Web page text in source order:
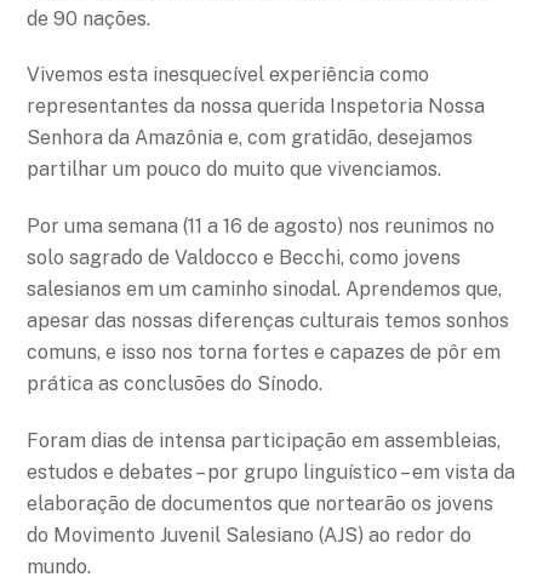
de 90 nações.
Vivemos esta inesquecível experiência como
representantes da nossa querida Inspetoria Nossa
Senhora da Amazônia e, com gratidão, desejamos
partilhar um pouco do muito que vivenciamos.
Por uma semana (11 a 16 de agosto) nos reunimos no
solo sagrado de Valdocco e Becchi, como jovens
salesianos em um caminho sinodal. Aprendemos que,
apesar das nossas diferenças culturais temos sonhos
comuns, e isso nos torna fortes e capazes de pôr em
prática as conclusões do Sínodo.
Foram dias de intensa participação em assembleias,
estudos e debates – por grupo linguístico – em vista da
elaboração de documentos que nortearão os jovens
do Movimento Juvenil Salesiano (AJS) ao redor do
mundo.